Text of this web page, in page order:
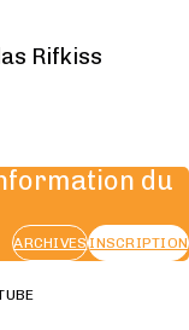
Rifkiss
du
ARCHIVESINSCRIPTION